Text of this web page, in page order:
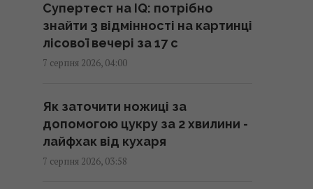
Трамп розлютився через витік
інформації про дефіцит запасів
зброї у США, – CNN
Гороскоп на 7 серпня за
картами Таро: Водоліям - вибір,
Близнюкам - прискорення
Супертест на IQ: потрібно
знайти 3 відмінності на картинці
лісової вечері за 17 с
7 серпня 2026, 04:00
Як заточити ножиці за
допомогою цукру за 2 хвилини -
лайфхак від кухаря
7 серпня 2026, 03:58